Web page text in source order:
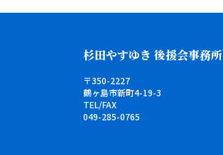
杉田やすゆき 後援会事務所
〒350-2227
鶴ヶ島市新町4-19-3
TEL/FAX
049-285-0765